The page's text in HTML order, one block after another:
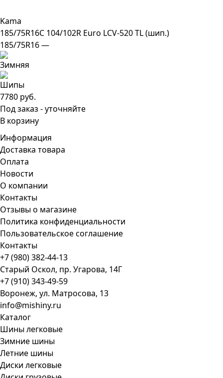
Kama
185/75R16C 104/102R Euro LCV-520 TL (шип.)
185/75R16 —
7780 руб.
Под заказ - уточняйте
В корзину
Информация
Доставка товара
Оплата
Новости
О компании
Контакты
Отзывы о магазине
Политика конфиденциальности
Пользовательское соглашение
Контакты
+7 (980) 382-44-13
Старый Оскол, пр. Угарова, 14Г
+7 (910) 343-49-59
Воронеж, ул. Матросова, 13
info@mishiny.ru
Каталог
Шины легковые
Зимние шины
Летние шины
Диски легковые